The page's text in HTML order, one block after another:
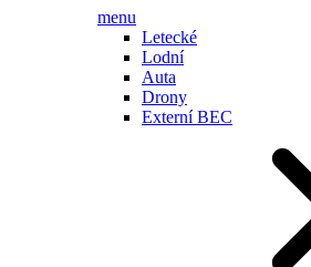
menu
Letecké
Lodní
Auta
Drony
Externí BEC